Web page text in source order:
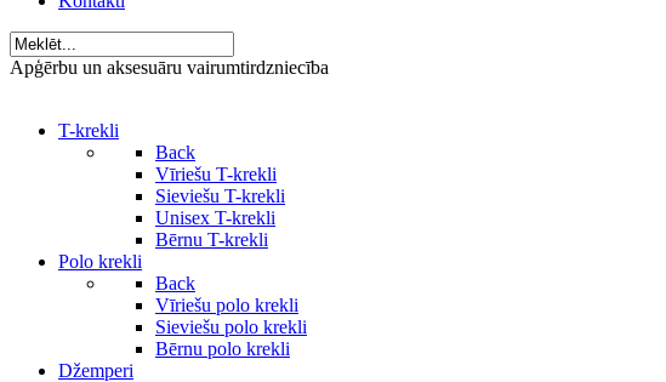
Apģērbu un aksesuāru vairumtirdzniecība
T-krekli
Back
Vīriešu T-krekli
Sieviešu T-krekli
Unisex T-krekli
Bērnu T-krekli
Polo krekli
Back
Vīriešu polo krekli
Sieviešu polo krekli
Bērnu polo krekli
Džemperi